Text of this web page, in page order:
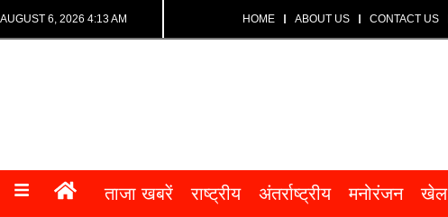
AUGUST 6, 2026 4:13 AM HOME ABOUT US CONTACT US
ताजा खबरें राष्ट्रीय अंतर्राष्ट्रीय मनोरंजन खेल